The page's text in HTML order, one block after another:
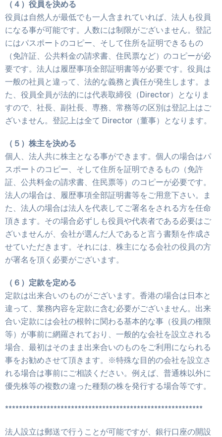
（４）役員を決める
役員は自然人が最低でも一人含まれていれば、法人も役員
になる事が可能です。人数には制限がございません。登記
にはパスポートのコピー、そして住所を証明できるもの
（免許証、公共料金の請求書、住民票など）のコピーが必
要です。法人は履歴事項全部証明書等が必要です。役員は
一般の社員と違って、法的な義務と責任が発生します。ま
た、役員全員が法的には代表取締役（Director）となりま
すので、社長、副社長、専務、常務等の区別は登記上はご
ざいません。登記上は全て Director（董事）となります。
（５）株主を決める
個人、法人共に株主となる事ができます。個人の場合はパ
スポートのコピー、そして住所を証明できるもの（免許
証、公共料金の請求書、住民票等）のコピーが必要です。
法人の場合は、履歴事項全部証明書等をご用意下さい。ま
た、法人の場合は法人を代表してご署名をされる方を任命
頂きます。その場合必ずしも役員や代表者である必要はご
ざいませんが、会社が選んだ人であると言う書類を作成さ
せていただきます。それには、株主になる会社の役員の方
が署名を頂く必要がございます。
（６）定款を定める
定款は出来合いのものがございます。香港の場合は日本と
違って、業務内容を定款に含む必要がございません。出来
合い定款には会社の根幹に関わる基本的な事（役員の権限
等）が事前に網羅されており、一般的な会社を設立される
場合、最初はそのまま出来合いのものをご利用になられる
事をお勧めさせて頂きます。※特殊な目的の会社を設立さ
れる場合は事前にご相談ください。例えば、普通株以外に
優先株等の複数の違った種類の株を発行する場合等です。
*********************************************************
法人設立は郵送で行うことが可能ですが、銀行口座の開設